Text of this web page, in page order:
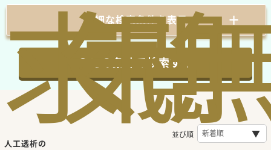
求
気
閲
詳細な検索条件を表示
この条件で検索する
人工透析の
並び順